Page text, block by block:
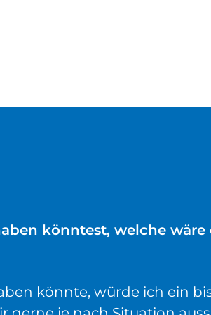
könntest, welche wäre
könnte, würde ich ein